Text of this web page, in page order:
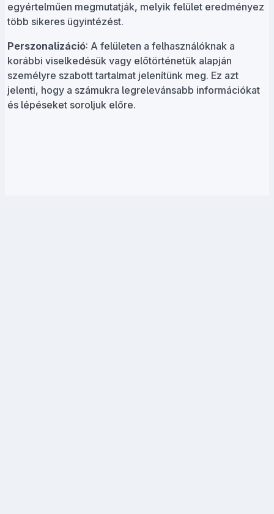
egyértelműen megmutatják, melyik felület eredményez
több sikeres ügyintézést.
Perszonalizáció: A felületen a felhasználóknak a
korábbi viselkedésük vagy előtörténetük alapján
személyre szabott tartalmat jelenítünk meg. Ez azt
jelenti, hogy a számukra legrelevánsabb információkat
és lépéseket soroljuk előre.